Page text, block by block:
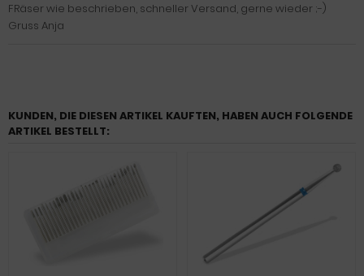
FRäser wie beschrieben, schneller Versand, gerne wieder ;-)
Gruss Anja
KUNDEN, DIE DIESEN ARTIKEL KAUFTEN, HABEN AUCH FOLGENDE
ARTIKEL BESTELLT: